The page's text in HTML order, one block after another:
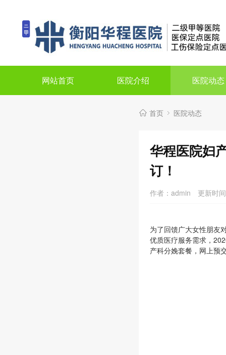
网站首页 医院介绍 医院动态
首页 医院动态
华程医院妇
订！
作者：admin 更新时
为了回馈广大女性朋友
优质医疗服务需求，
产科分娩套餐，网上预